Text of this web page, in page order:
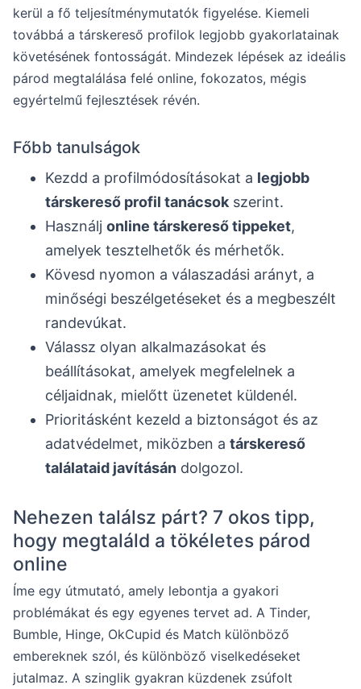
kerül a fő teljesítménymutatók figyelése. Kiemeli
továbbá a társkereső profilok legjobb gyakorlatainak
követésének fontosságát. Mindezek lépések az ideális
párod megtalálása felé online, fokozatos, mégis
egyértelmű fejlesztések révén.
Főbb tanulságok
Kezdd a profilmódosításokat a legjobb
társkereső profil tanácsok szerint.
Használj online társkereső tippeket,
amelyek tesztelhetők és mérhetők.
Kövesd nyomon a válaszadási arányt, a
minőségi beszélgetéseket és a megbeszélt
randevúkat.
Válassz olyan alkalmazásokat és
beállításokat, amelyek megfelelnek a
céljaidnak, mielőtt üzenetet küldenél.
Prioritásként kezeld a biztonságot és az
adatvédelmet, miközben a társkereső
találataid javításán dolgozol.
Nehezen találsz párt? 7 okos tipp,
hogy megtaláld a tökéletes párod
online
Íme egy útmutató, amely lebontja a gyakori
problémákat és egy egyenes tervet ad. A Tinder,
Bumble, Hinge, OkCupid és Match különböző
embereknek szól, és különböző viselkedéseket
jutalmaz. A szinglik gyakran küzdenek zsúfolt